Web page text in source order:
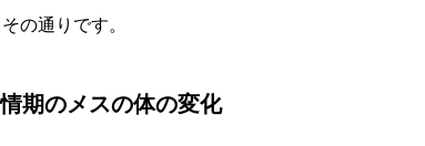
の通りです。
期のメスの体の変化